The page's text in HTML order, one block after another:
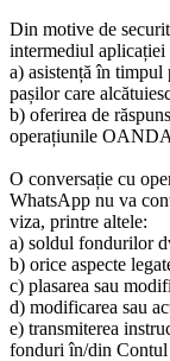
Din motive de
intermediul
a) asistență în timpul
pașilor care
b) oferirea de
operațiunile
O conversație cu
WhatsApp nu va
viza, printre altele:
a) soldul fondurilor
b) orice aspecte
c) plasarea sau
d) modificarea sau
e) transmiterea
fonduri în/din Contul